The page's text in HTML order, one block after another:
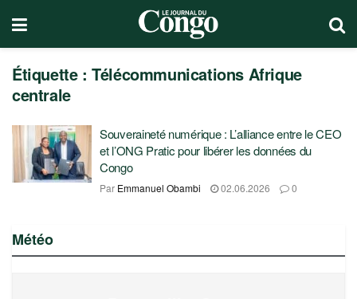
Étiquette :Télécommunications Afrique
centrale
Souveraineté numérique : L’alliance entre le CEO
et l’ONG Pratic pour libérer les données du
Congo
Par Emmanuel Obambi 02.06.2026 0
Météo